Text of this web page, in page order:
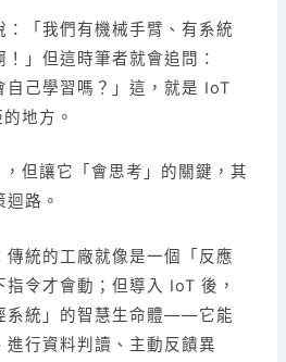
「我們有機械手臂、有系統
」但這時筆者就會追問：
自己學習嗎？」這，就是 IoT
地方。
但讓它「會思考」的關鍵，其
路。
統的工廠就像是一個「反應
令才會動；但導入 IoT 後，
系統」的智慧生命體——它能
進行資料判讀、主動反饋異